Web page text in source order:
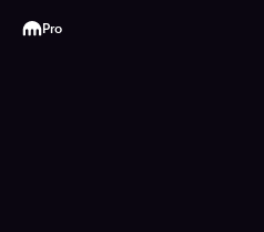
Kraken
Pro